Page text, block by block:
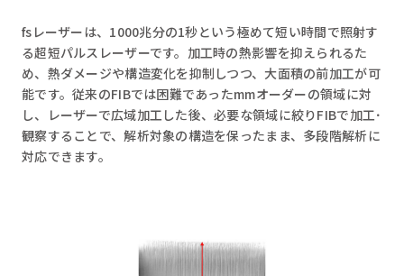
fsレーザーは、1000兆分の1秒という極めて短い時間で照射す
る超短パルスレーザーです。加工時の熱影響を抑えられるた
め、熱ダメージや構造変化を抑制しつつ、大面積の前加工が可
能です。従来のFIBでは困難であったmmオーダーの領域に対
し、レーザーで広域加工した後、必要な領域に絞りFIBで加工･
観察することで、解析対象の構造を保ったまま、多段階解析に
対応できます。